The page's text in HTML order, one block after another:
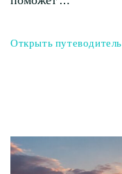
Открыть путеводитель